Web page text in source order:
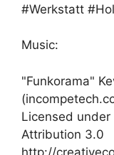
#Werkstatt
Music:
"Funkorama"
Licensed under
Attribution 3.0
http://